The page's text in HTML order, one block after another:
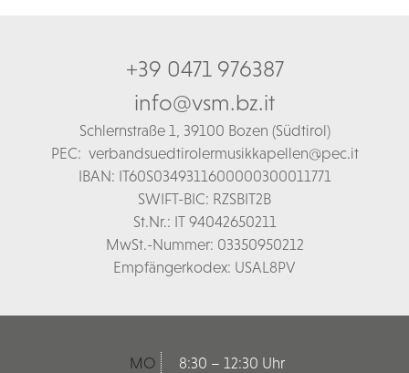
+39 0471 976387
info@vsm.bz.it
Schlernstraße 1, 39100 Bozen (Südtirol)
PEC: verbandsuedtirolermusikkapellen@pec.it
IBAN: IT60S0349311600000300011771
SWIFT-BIC: RZSBIT2B
St.Nr.: IT 94042650211
MwSt.-Nummer: 03350950212
Empfängerkodex: USAL8PV
MO
8:30 – 12:30 Uhr